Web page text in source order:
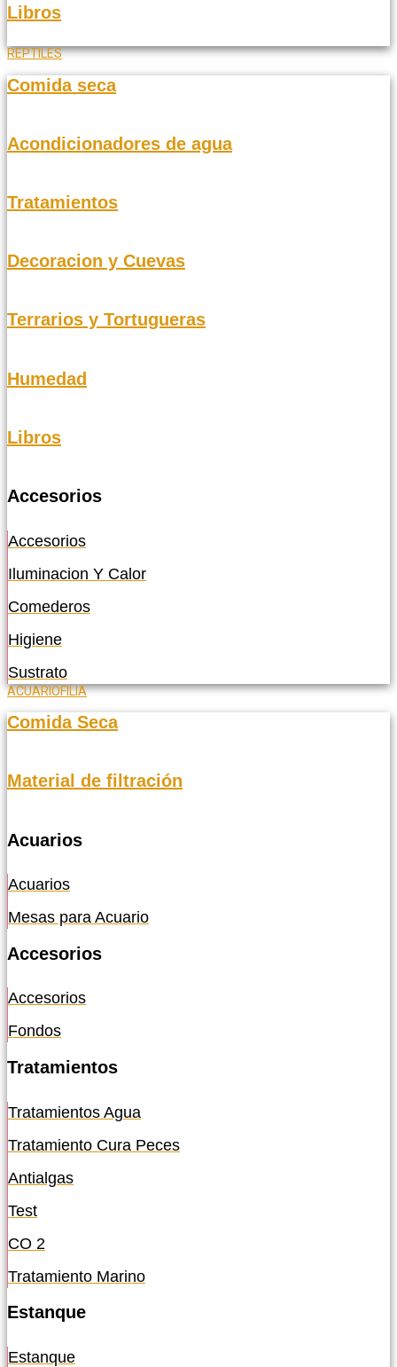
Libros
REPTILES
Comida seca
Acondicionadores de agua
Tratamientos
Decoracion y Cuevas
Terrarios y Tortugueras
Humedad
Libros
Accesorios
Accesorios
Iluminacion Y Calor
Comederos
Higiene
Sustrato
ACUARIOFILIA
Comida Seca
Material de filtración
Acuarios
Acuarios
Mesas para Acuario
Accesorios
Accesorios
Fondos
Tratamientos
Tratamientos Agua
Tratamiento Cura Peces
Antialgas
Test
CO 2
Tratamiento Marino
Estanque
Estanque